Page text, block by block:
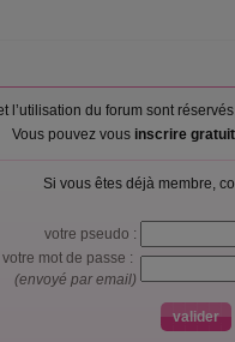
l’utilisation du forum sont
Vous pouvez vous inscrire
Si vous êtes déjà membre,
votre pseudo :
votre mot de passe :
(envoyé par email)